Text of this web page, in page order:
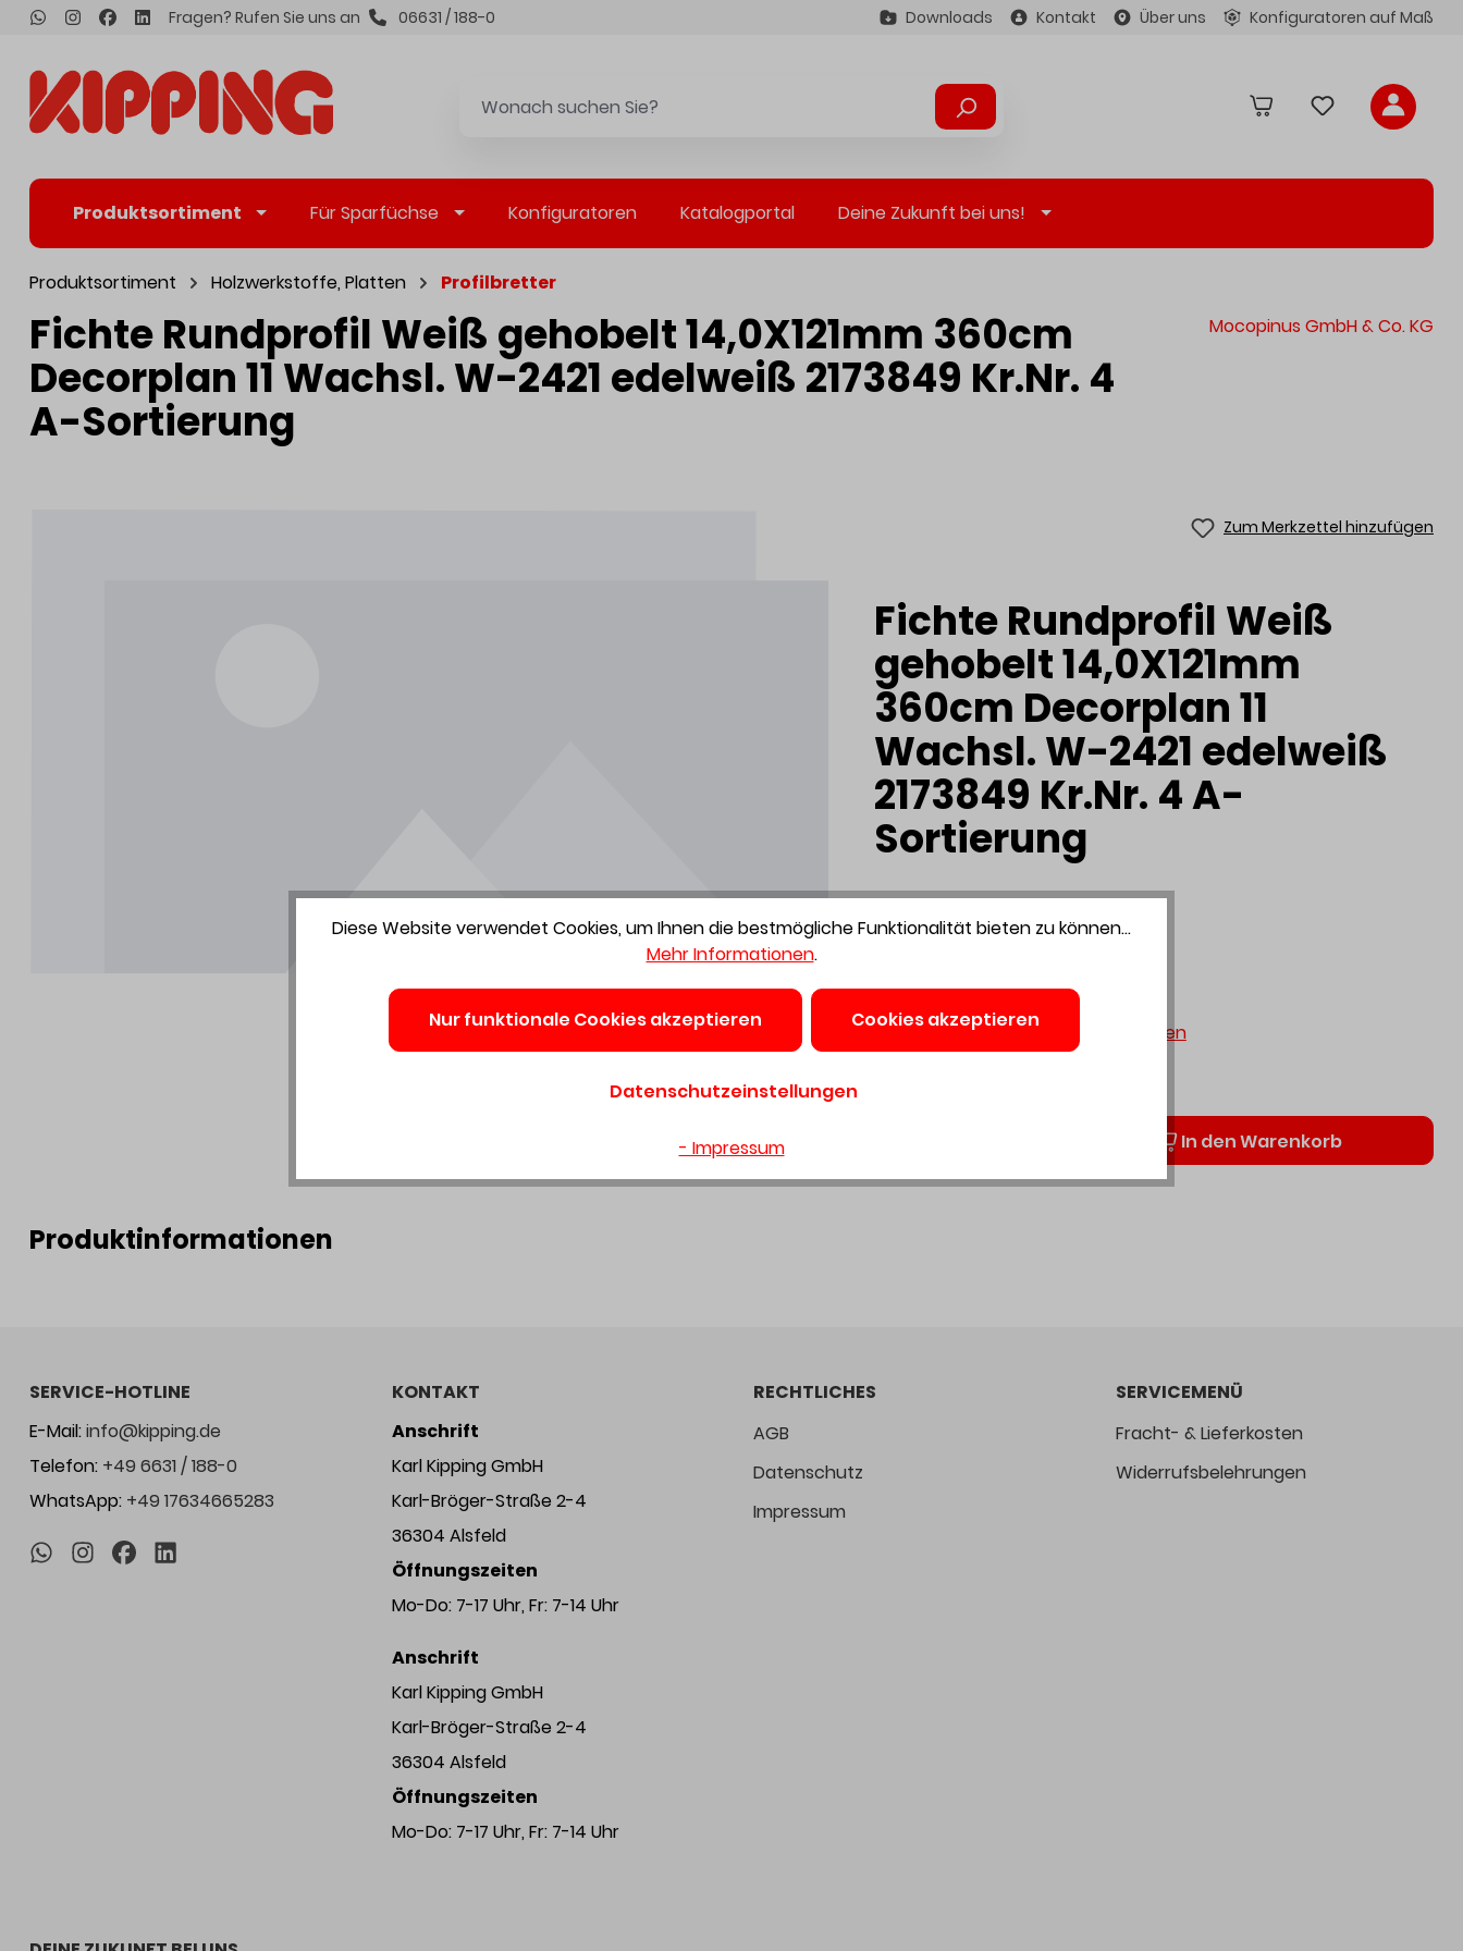
springen Fragen? Rufen Sie uns an 06631 / 188-0 Downloads Kontakt Über uns Konfiguratoren auf Maß
Produktsortiment Für Sparfüchse Konfiguratoren Katalogportal Deine Zukunft bei uns!
Produktsortiment Holzwerkstoffe, Platten Profilbretter
Fichte Rundprofil Weiß gehobelt 14,0X121mm 360cm
Decorplan 11 Wachsl. W-2421 edelweiß 2173849 Kr.Nr. 4
A-Sortierung
Mocopinus GmbH & Co. KG
Zum Merkzettel hinzufügen
Fichte Rundprofil Weiß
gehobelt 14,0X121mm
360cm Decorplan 11
Wachsl. W-2421 edelweiß
2173849 Kr.Nr. 4 A-
Sortierung
Preis auf Anfrage
Preise exkl. MwSt. zzgl. Versandkosten
In den Warenkorb
Produktinformationen
SERVICE-HOTLINE
E-Mail:info@kipping.de
Telefon: +49 6631 / 188-0
WhatsApp: +49 17634665283
KONTAKT
Anschrift
Karl Kipping GmbH
Karl-Bröger-Straße 2-4
36304 Alsfeld
Öffnungszeiten
Mo-Do: 7-17 Uhr, Fr: 7-14 Uhr
Anschrift
Karl Kipping GmbH
Karl-Bröger-Straße 2-4
36304 Alsfeld
Öffnungszeiten
Mo-Do: 7-17 Uhr, Fr: 7-14 Uhr
RECHTLICHES
AGB
Datenschutz
Impressum
SERVICEMENÜ
Fracht- & Lieferkosten
Widerrufsbelehrungen
Diese Website verwendet Cookies, um Ihnen die bestmögliche Funktionalität bieten zu können...
Mehr Informationen.
Nur funktionale Cookies akzeptieren Cookies akzeptieren
Datenschutzeinstellungen
- Impressum